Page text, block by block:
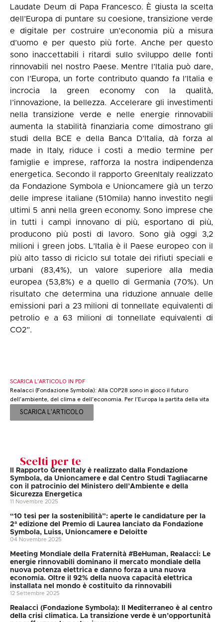
Laudate Deum di Papa Francesco. È giusta la scelta
dell’Europa di puntare su coesione, transizione verde
e digitale per costruire un’economia più a misura
d’uomo e per questo più forte. Anche per questo
sono inaccettabili i ritardi sullo sviluppo delle fonti
rinnovabili nel nostro Paese. Mentre l’Italia può dare,
con l’Europa, un forte contributo quando fa l’Italia e
incrocia la green economy con la qualità,
l’innovazione, la bellezza. Accelerare gli investimenti
nella transizione verde e nelle energie rinnovabili
aumenta la stabilità finanziaria come dimostrano gli
studi della BCE e della Banca D’Italia, dà forza al
made in Italy, riduce i costi a medio termine per
famiglie e imprese, rafforza la nostra indipendenza
energetica. Secondo il rapporto GreenItaly realizzato
da Fondazione Symbola e Unioncamere già un terzo
delle imprese italiane (510mila) hanno investito negli
ultimi 5 anni nella green economy. Sono imprese che
in tutti i campi innovano di più, esportano di più,
producono più posti di lavoro. Sono già oggi 3,2
milioni i green jobs. L’Italia è il Paese europeo con il
più alto tasso di riciclo sul totale dei rifiuti speciali e
urbani (83,4%), un valore superiore alla media
europea (53,8%) e a quello di Germania (70%). Un
risultato che determina una riduzione annuale delle
emissioni pari a 23 milioni di tonnellate equivalenti di
petrolio e a 63 milioni di tonnellate equivalenti di
CO2”.
SCARICA L’ARTICOLO IN PDF
Realacci (Fondazione Symbola): Alla COP28 sono in gioco il futuro
dell’ambiente, del clima e dell’economia. Per l’Europa la partita della vita
SCARICA L'ARTICOLO
Scelti per te
Il Rapporto GreenItaly è realizzato dalla Fondazione
Symbola, da Unioncamere e dal Centro Studi Tagliacarne
con il patrocinio del Ministero dell’Ambiente e della
Sicurezza Energetica
11 Novembre 2025
“10 tesi per la sostenibilità”: aperte le candidature per la
2ª edizione del Premio di Laurea lanciato da Fondazione
Symbola, Luiss, Unioncamere e Deloitte
04 Novembre 2025
Meeting Mondiale della Fraternità #BeHuman, Realacci: Le
energie rinnovabili dominano il mercato mondiale della
nuova potenza elettrica e danno forza a una nuova
economia. Oltre il 92% della nuova capacità elettrica
installata nel mondo è costituito da rinnovabili
12 Settembre 2025
Realacci (Fondazione Symbola): Il Mediterraneo è al centro
della crisi climatica. La transizione verde è un’opportunità